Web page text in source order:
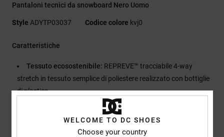
Pantaloni tecnici da snowboard Nero Uomo
Style ADYTP03037 Codice colore kvj0
Caratteristiche
Tessuto ecosostenibile: REPREVE™ tracciabile 4-way
stretch in tessuto semplice di poliestere realizzato con bottiglie
di plastica
ottima impermeabilità Weather Defense da
30K [30.000 mm/20.000 g]
Il tessuto con trattamento DWR [durable water repellent] ti
WELCOME TO DC SHOES
Choose your country